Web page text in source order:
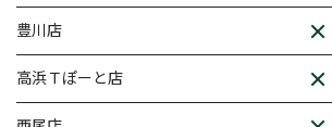
豊川店
高浜Ｔぽーと店